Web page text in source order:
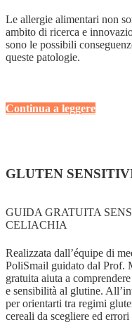
Le allergie alimentari non
ambito di ricerca e
sono le possibili
queste patologie.
Continua a leggere
GLUTEN
GUIDA GRATUITA
CELIACHIA
Realizzata dall’équipe di
PoliSmail guidato dal Prof.
gratuita aiuta a
e sensibilità al glutine.
per orientarti tra regimi
cereali da scegliere ed